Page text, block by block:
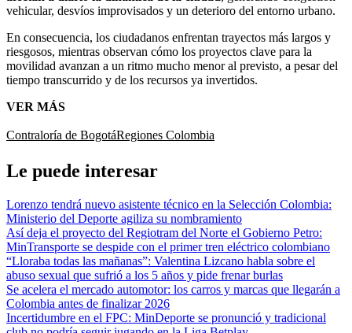
vehicular, desvíos improvisados y un deterioro del entorno urbano.
En consecuencia, los ciudadanos enfrentan trayectos más largos y
riesgosos, mientras observan cómo los proyectos clave para la
movilidad avanzan a un ritmo mucho menor al previsto, a pesar del
tiempo transcurrido y de los recursos ya invertidos.
VER MÁS
Contraloría de BogotáRegiones Colombia
Le puede interesar
Lorenzo tendrá nuevo asistente técnico en la Selección Colombia:
Ministerio del Deporte agiliza su nombramiento
Así deja el proyecto del Regiotram del Norte el Gobierno Petro:
MinTransporte se despide con el primer tren eléctrico colombiano
“Lloraba todas las mañanas”: Valentina Lizcano habla sobre el
abuso sexual que sufrió a los 5 años y pide frenar burlas
Se acelera el mercado automotor: los carros y marcas que llegarán a
Colombia antes de finalizar 2026
Incertidumbre en el FPC: MinDeporte se pronunció y tradicional